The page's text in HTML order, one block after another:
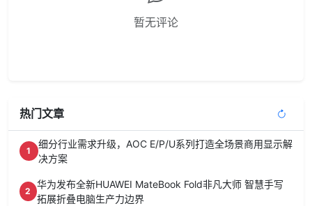
暂无评论
热门文章
1
细分行业需求升级，AOC E/P/U系列打造全场景商用显示解
决方案
2
华为发布全新HUAWEI MateBook Fold非凡大师 智慧手写
拓展折叠电脑生产力边界